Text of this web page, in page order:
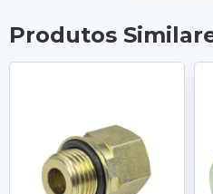
Produtos